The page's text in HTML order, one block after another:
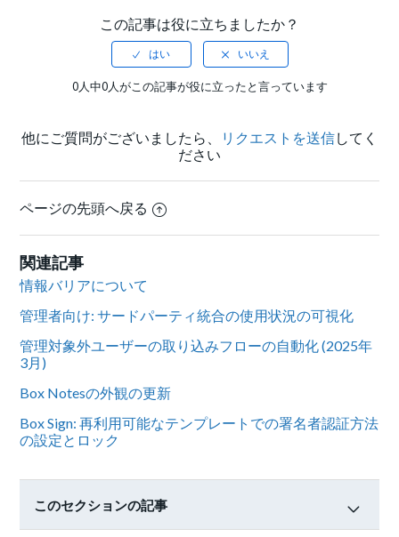
この記事は役に立ちましたか？
0人中0人がこの記事が役に立ったと言っています
他にご質問がございましたら、 リクエストを送信してく
ださい
ページの先頭へ戻る
関連記事
情報バリアについて
管理者向け: サードパーティ統合の使用状況の可視化
管理対象外ユーザーの取り込みフローの自動化 (2025年
3月)
Box Notesの外観の更新
Box Sign: 再利用可能なテンプレートでの署名者認証方法
の設定とロック
このセクションの記事